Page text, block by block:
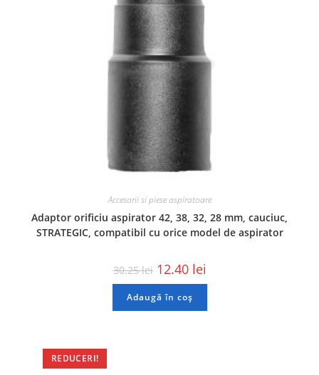
Accesorii si piese aspiratoare
Adaptor orificiu aspirator 42, 38, 32, 28 mm, cauciuc,
STRATEGIC, compatibil cu orice model de aspirator
30.25lei 12.40 lei
Adaugă în coș
REDUCERI!